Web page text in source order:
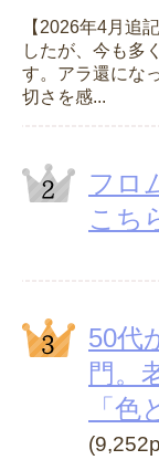
【2026年4月追
したが、今も多
す。アラ還にな
切さを感...
フロ
こち
50代
門。
「